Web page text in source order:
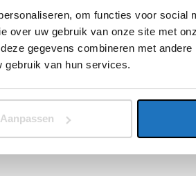
om functies voor social
over uw gebruik van onze site met
gegevens combineren met
gebruik van hun services.
Aanpassen